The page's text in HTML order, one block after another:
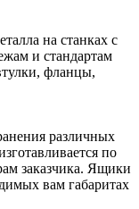
на станках с
и стандартам
фланцы,
различных
по
заказчика. Ящики
вам габаритах